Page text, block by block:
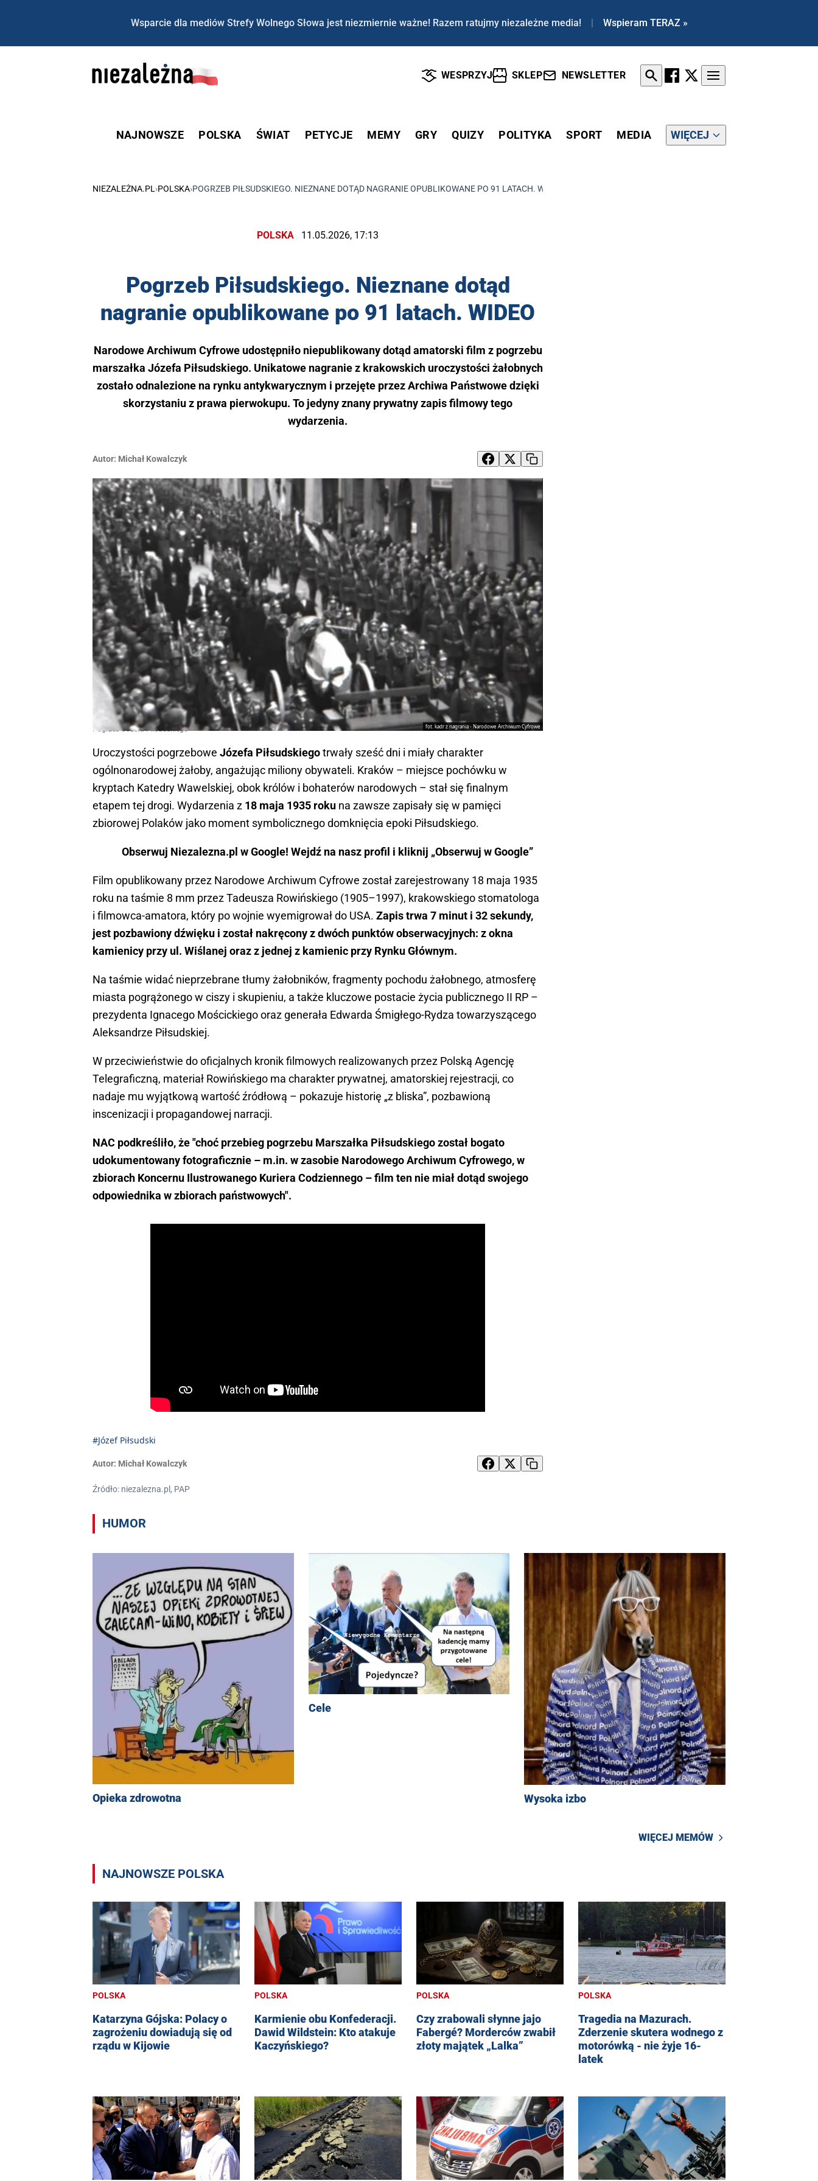
Wsparcie dla mediów Strefy Wolnego Słowa jest niezmiernie ważne! Razem ratujmy niezależne media! | Wspieram TERAZ »
WESPRZYJ SKLEP NEWSLETTER
NAJNOWSZE POLSKA ŚWIAT PETYCJE MEMY GRY QUIZY POLITYKA SPORT MEDIA WIĘCEJ
NIEZALEŻNA.PL ›POLSKA›POGRZEB PIŁSUDSKIEGO. NIEZNANE DOTĄD NAGRANIE OPUBLIKOWANE PO 91 LATACH. WIDEO
POLSKA 11.05.2026, 17:13
Pogrzeb Piłsudskiego. Nieznane dotąd
nagranie opublikowane po 91 latach. WIDEO
Narodowe Archiwum Cyfrowe udostępniło niepublikowany dotąd amatorski film z pogrzebu
marszałka Józefa Piłsudskiego. Unikatowe nagranie z krakowskich uroczystości żałobnych
zostało odnalezione na rynku antykwarycznym i przejęte przez Archiwa Państwowe dzięki
skorzystaniu z prawa pierwokupu. To jedyny znany prywatny zapis filmowy tego
wydarzenia.
Autor: Michał Kowalczyk
fot. kadr z nagrania - Narodowe Archiwum Cyfrowe
Pogrzeb Józefa Piłsudskiego
Uroczystości pogrzebowe Józefa Piłsudskiegotrwały sześć dni i miały charakter
ogólnonarodowej żałoby, angażując miliony obywateli. Kraków – miejsce pochówku w
kryptach Katedry Wawelskiej, obok królów i bohaterów narodowych – stał się finalnym
etapem tej drogi. Wydarzenia z 18 maja 1935 roku na zawsze zapisały się w pamięci
zbiorowej Polaków jako moment symbolicznego domknięcia epoki Piłsudskiego.
Obserwuj Niezalezna.pl w Google! Wejdź na nasz profil i kliknij „Obserwuj w Google”
Film opublikowany przez Narodowe Archiwum Cyfrowe został zarejestrowany 18 maja 1935
roku na taśmie 8 mm przez Tadeusza Rowińskiego (1905–1997), krakowskiego stomatologa
i filmowca-amatora, który po wojnie wyemigrował do USA. Zapis trwa 7 minut i 32 sekundy,
jest pozbawiony dźwięku i został nakręcony z dwóch punktów obserwacyjnych: z okna
kamienicy przy ul. Wiślanej oraz z jednej z kamienic przy Rynku Głównym.
Na taśmie widać nieprzebrane tłumy żałobników, fragmenty pochodu żałobnego, atmosferę
miasta pogrążonego w ciszy i skupieniu, a także kluczowe postacie życia publicznego II RP –
prezydenta Ignacego Mościckiego oraz generała Edwarda Śmigłego-Rydza towarzyszącego
Aleksandrze Piłsudskiej.
W przeciwieństwie do oficjalnych kronik filmowych realizowanych przez Polską Agencję
Telegraficzną, materiał Rowińskiego ma charakter prywatnej, amatorskiej rejestracji, co
nadaje mu wyjątkową wartość źródłową – pokazuje historię „z bliska”, pozbawioną
inscenizacji i propagandowej narracji.
NAC podkreśliło, że "choć przebieg pogrzebu Marszałka Piłsudskiego został bogato
udokumentowany fotograficznie – m.in. w zasobie Narodowego Archiwum Cyfrowego, w
zbiorach Koncernu Ilustrowanego Kuriera Codziennego – film ten nie miał dotąd swojego
odpowiednika w zbiorach państwowych".
#Józef Piłsudski
Autor: Michał Kowalczyk
Źródło: niezalezna.pl, PAP
HUMOR
Opieka zdrowotna
Cele
Wysoka izbo
WIĘCEJ MEMÓW
NAJNOWSZE POLSKA
POLSKA
Katarzyna Gójska: Polacy o
zagrożeniu dowiadują się od
rządu w Kijowie
POLSKA
Karmienie obu Konfederacji.
Dawid Wildstein: Kto atakuje
Kaczyńskiego?
POLSKA
Czy zrabowali słynne jajo
Fabergé? Morderców zwabił
złoty majątek „Lalka”
POLSKA
Tragedia na Mazurach.
Zderzenie skutera wodnego z
motorówką - nie żyje 16-
latek